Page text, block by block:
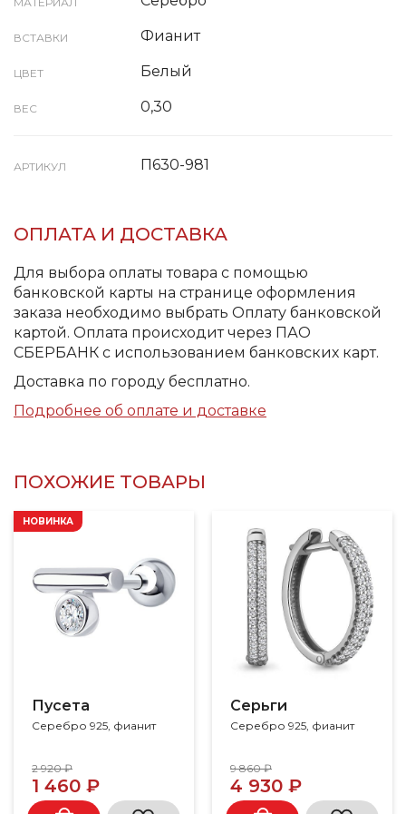
ВСТАВКИ Фианит
ЦВЕТ Белый
ВЕС 0,30
АРТИКУЛ П630-981
ОПЛАТА И ДОСТАВКА
Для выбора оплаты товара с помощью
банковской карты на странице оформления
заказа необходимо выбрать Оплату банковской
картой. Оплата происходит через ПАО
СБЕРБАНК с использованием банковских карт.
Доставка по городу бесплатно.
Подробнее об оплате и доставке
ПОХОЖИЕ ТОВАРЫ
Пусета
Серебро 925, фианит
НОВИНКА
2 920 ₽
1 460 ₽
Серьги
Серебро 925, фианит
9 860 ₽
4 930 ₽